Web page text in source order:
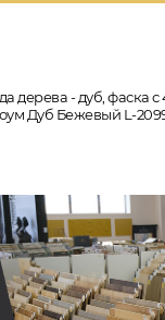
- дуб, фаска с
Дуб Бежевый L-